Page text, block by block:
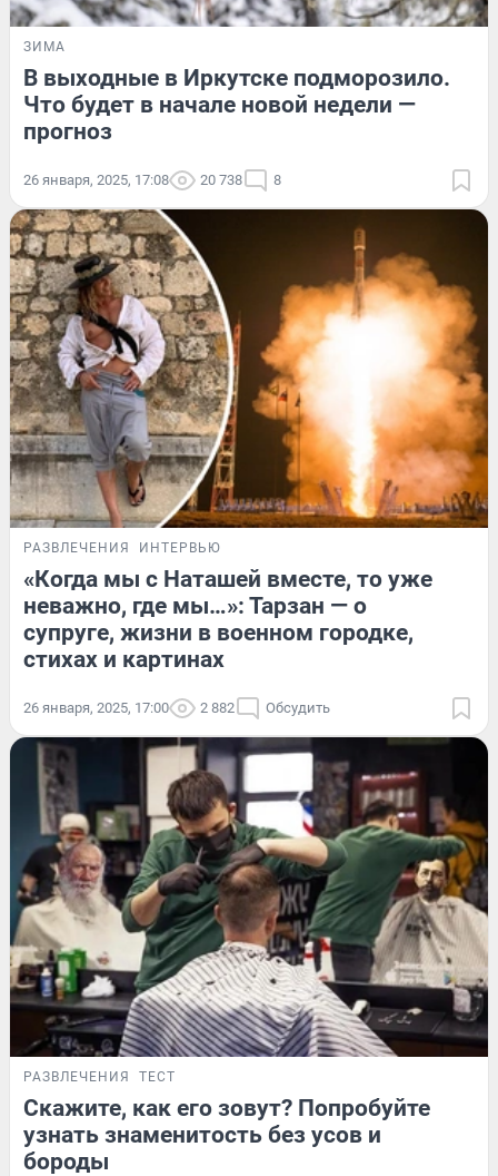
ЗИМА
В выходные в Иркутске подморозило.
Что будет в начале новой недели —
прогноз
26 января, 2025, 17:08 20 738 8
РАЗВЛЕЧЕНИЯ ИНТЕРВЬЮ
«Когда мы с Наташей вместе, то уже
неважно, где мы…»: Тарзан — о
супруге, жизни в военном городке,
стихах и картинах
26 января, 2025, 17:00 2 882 Обсудить
РАЗВЛЕЧЕНИЯ ТЕСТ
Скажите, как его зовут? Попробуйте
узнать знаменитость без усов и
бороды